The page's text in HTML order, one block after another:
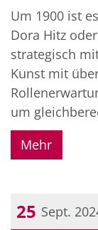
Um 1900 ist
Dora Hitz
strategisch
Kunst mit
um
Mehr
25 Sept.